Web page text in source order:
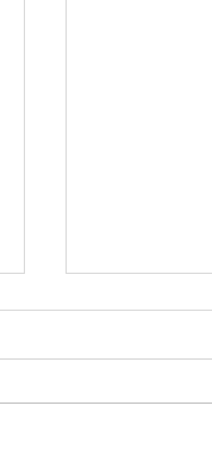
오늘의 호